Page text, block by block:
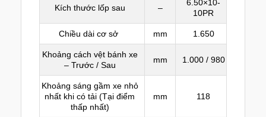
Kích thước lốp sau –
6.50×10-
10PR
Chiều dài cơ sở mm 1.650
Khoảng cách vệt bánh xe
– Trước / Sau
mm 1.000 / 980
Khoảng sáng gầm xe nhỏ
nhất khi có tải (Tại điểm
thấp nhất)
mm 118